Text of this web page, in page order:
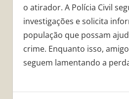
o atirador. A Polícia Civil
investigações e solicita
população que possam
crime. Enquanto isso,
seguem lamentando a